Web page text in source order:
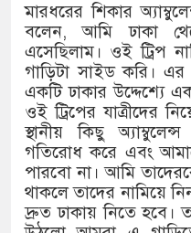
মারধরের শিকার
বলেন, আমি ঢাকা
এসেছিলাম। ওই ট্রিপ
গাড়িটা সাইড করি।
একটি ঢাকার উদ্দেশ্যে
ওই ট্রিপের যাত্রীদের
স্থানীয় কিছু
গতিরোধ করে এবং
পারবো না। আমি
থাকলে তাদের নামিয়ে
দ্রুত ঢাকায় নিতে হবে।